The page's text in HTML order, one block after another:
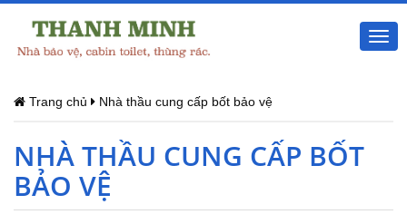
Trang chủ Nhà thầu cung cấp bốt bảo vệ
NHÀ THẦU CUNG CẤP BỐT
BẢO VỆ